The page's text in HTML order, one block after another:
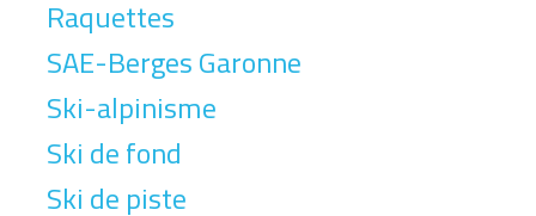
Raquettes
SAE-Berges Garonne
Ski-alpinisme
Ski de fond
Ski de piste